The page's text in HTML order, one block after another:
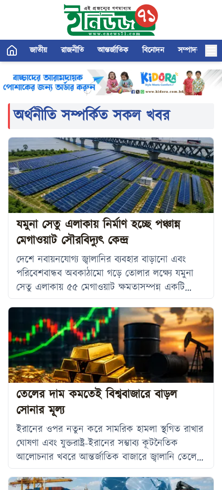
জাতীয় রাজনীতি আন্তর্জাতিক বিনোদন সম্পাদকীয়
অর্থনীতিসম্পর্কিত সকল খবর
যমুনা সেতু এলাকায় নির্মাণ হচ্ছে পঞ্চান্ন
মেগাওয়াট সৌরবিদ্যুৎ কেন্দ্র
দেশে নবায়নযোগ্য জ্বালানির ব্যবহার বাড়ানো এবং
পরিবেশবান্ধব অবকাঠামো গড়ে তোলার লক্ষ্যে যমুনা
সেতু এলাকায় ৫৫ মেগাওয়াট ক্ষমতাসম্পন্ন একটি
সৌরবিদ্যুৎ কেন্দ্র নির্মাণের জন্য ১২০ একর জমি
দীর্ঘমেয়াদে ইজারা দেওয়ার অনুমোদন দিয়েছে
বাংলাদেশ সেতু কর্তৃপক্ষ। সংশ্লিষ্টরা মনে করছেন, এ
প্রকল্প বাস্তবায়িত হলে দেশের পরিচ্ছন্ন জ্বালানি
উৎপাদন সক্ষমতা বাড়ার পাশাপাশি জাতীয় গ্রিডে
নবায়নযোগ্য জ্বালানির অংশও বৃদ্ধি পাবে। সোমবার (৩
আগস্ট) সেতু বিভাগের সম্মেলন কক্ষে
তেলের দাম কমতেই বিশ্ববাজারে বাড়ল
সোনার মূল্য
ইরানের ওপর নতুন করে সামরিক হামলা স্থগিত রাখার
ঘোষণা এবং যুক্তরাষ্ট্র-ইরানের সম্ভাব্য কূটনৈতিক
আলোচনার খবরে আন্তর্জাতিক বাজারে জ্বালানি তেলের
দাম কমেছে। একই সঙ্গে নিরাপদ বিনিয়োগের চাহিদা
ও ডলারের দরপতনের প্রভাবে বিশ্ববাজারে সোনার দাম